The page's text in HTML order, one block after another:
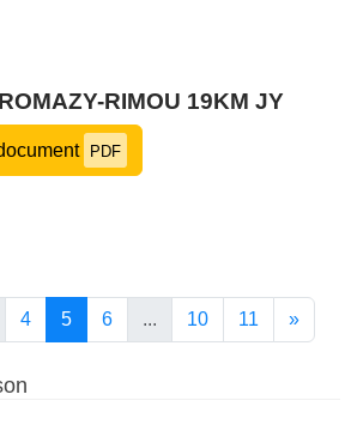
RIMOU 19KM JY
PDF
4 5 6 ... 10 11 »